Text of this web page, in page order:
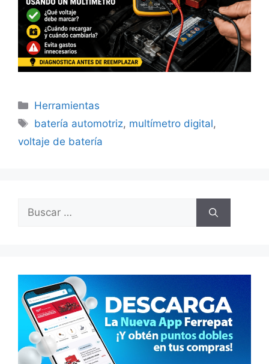
Categorías
Herramientas
Etiquetas
batería automotriz, multímetro digital,
voltaje de batería
Buscar: